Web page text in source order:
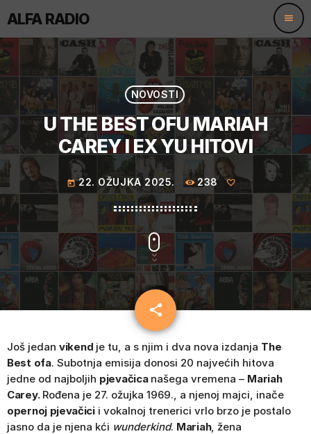
ALFA RADIO menu
NOVOSTI
U THE BEST OFU MARIAH
CAREY I EX YU HITOVI
today 22. OŽUJKA 2025. 238
share
email
Još jedan vikend je tu, a s njim i dva nova izdanja The
Best ofa. Subotnja emisija donosi 20 najvećih hitova
jedne od najboljih pjevačicanašega vremena – Mariah
Carey.Rođena je 27. ožujka 1969., a njenoj majci, inače
opernoj pjevačicii vokalnoj trenerici vrlo brzo je postalo
jasno da je njena kći wunderkind. Mariah, žena